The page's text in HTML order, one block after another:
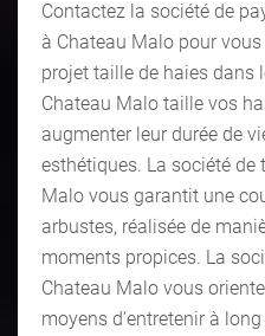
Contactez la société de
à Chateau Malo pour
projet taille de haies dans
Chateau Malo taille vos
augmenter leur durée de
esthétiques. La société de
Malo vous garantit une
arbustes, réalisée de
moments propices. La
Chateau Malo vous
moyens d’entretenir à